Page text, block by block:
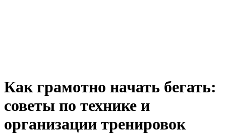
Как грамотно начать бегать:
советы по технике и
организации тренировок